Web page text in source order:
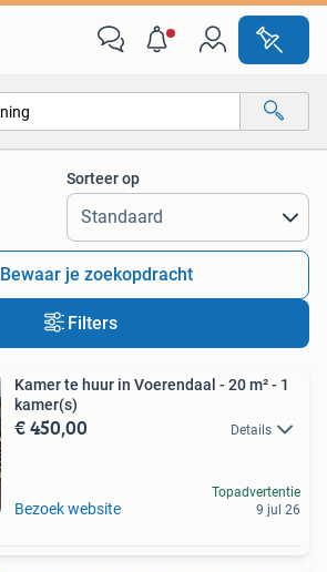
Alle afstanden…
Sorteer op
Bewaar je zoekopdracht
Filters
Kamer te huur in Voerendaal - 20 m² - 1
kamer(s)
€ 450,00 Details
Bezoek website
Topadvertentie
9 jul 26